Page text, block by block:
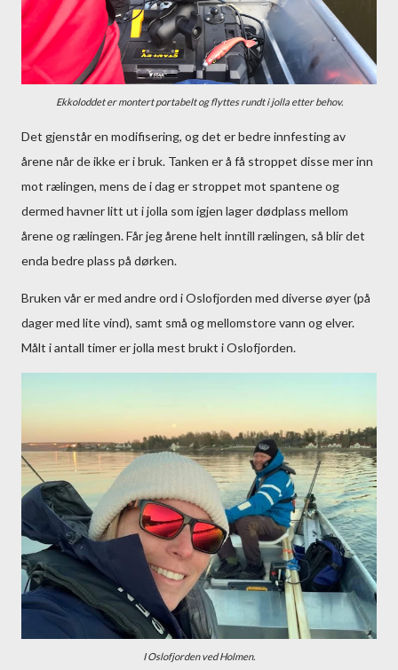
Ekkoloddet er montert portabelt og flyttes rundt i jolla etter behov.
Det gjenstår en modifisering, og det er bedre innfesting av
årene når de ikke er i bruk. Tanken er å få stroppet disse mer inn
mot rælingen, mens de i dag er stroppet mot spantene og
dermed havner litt ut i jolla som igjen lager dødplass mellom
årene og rælingen. Får jeg årene helt inntill rælingen, så blir det
enda bedre plass på dørken.
Bruken vår er med andre ord i Oslofjorden med diverse øyer (på
dager med lite vind), samt små og mellomstore vann og elver.
Målt i antall timer er jolla mest brukt i Oslofjorden.
I Oslofjorden ved Holmen.